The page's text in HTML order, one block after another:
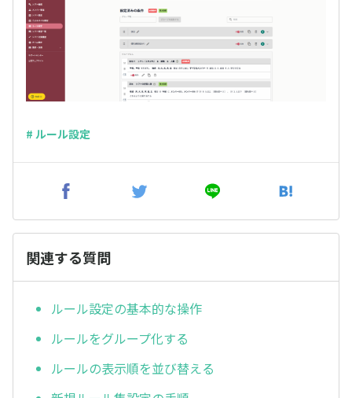
# ルール設定
関連する質問
ルール設定の基本的な操作
ルールをグループ化する
ルールの表示順を並び替える